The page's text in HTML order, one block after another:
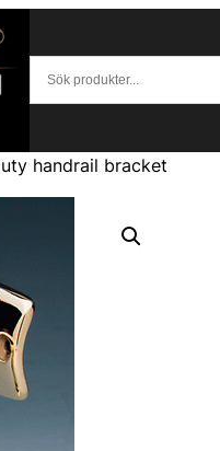
handrail bracket